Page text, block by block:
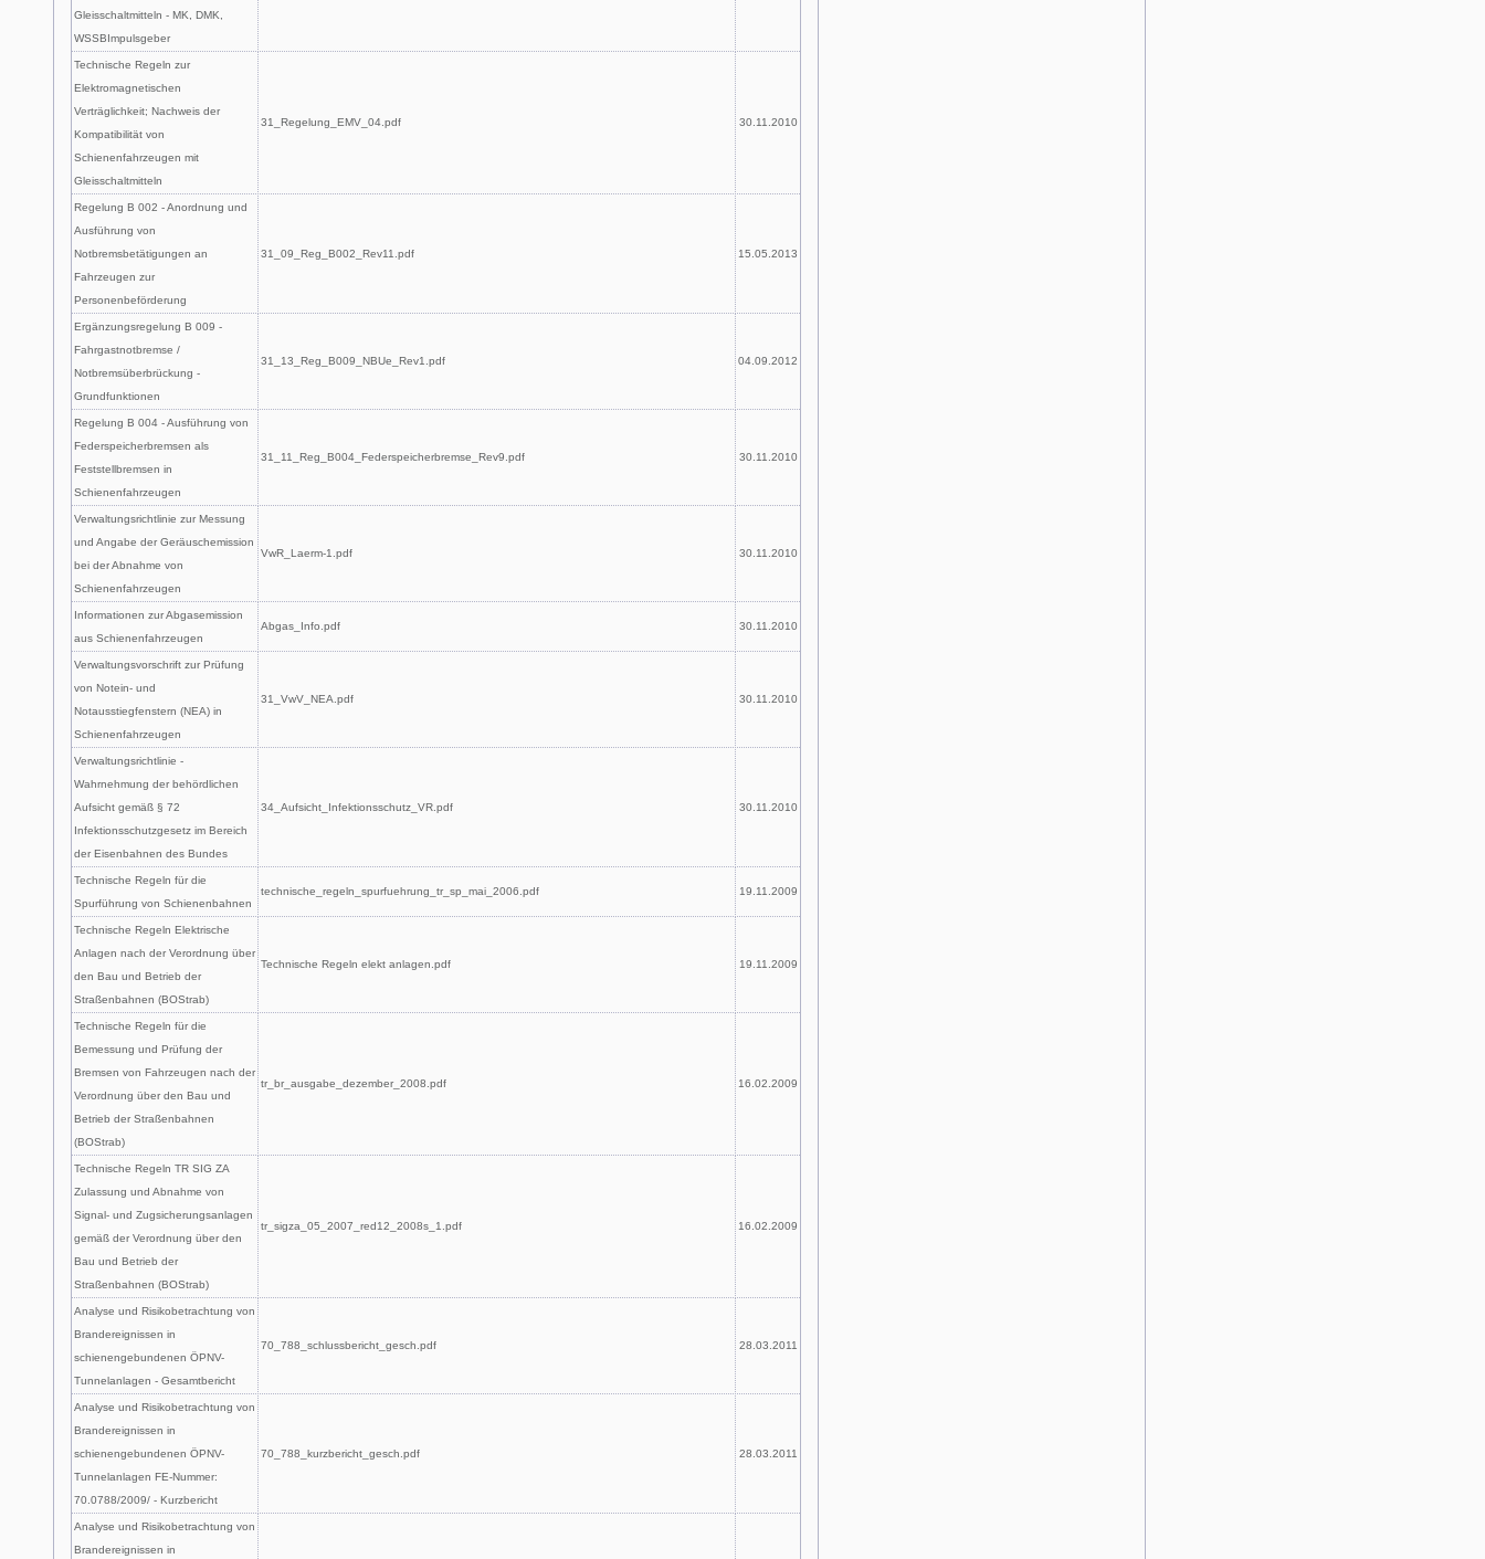
Gleisschaltmitteln - MK, DMK,
WSSBImpulsgeber
Technische Regeln zur
Elektromagnetischen
Verträglichkeit; Nachweis der
Kompatibilität von
Schienenfahrzeugen mit
Gleisschaltmitteln
31_Regelung_EMV_04.pdf 30.11.2010
Regelung B 002 - Anordnung und
Ausführung von
Notbremsbetätigungen an
Fahrzeugen zur
Personenbeförderung
31_09_Reg_B002_Rev11.pdf 15.05.2013
Ergänzungsregelung B 009 -
Fahrgastnotbremse /
Notbremsüberbrückung -
Grundfunktionen
31_13_Reg_B009_NBUe_Rev1.pdf 04.09.2012
Regelung B 004 - Ausführung von
Federspeicherbremsen als
Feststellbremsen in
Schienenfahrzeugen
31_11_Reg_B004_Federspeicherbremse_Rev9.pdf 30.11.2010
Verwaltungsrichtlinie zur Messung
und Angabe der Geräuschemission
bei der Abnahme von
Schienenfahrzeugen
VwR_Laerm-1.pdf 30.11.2010
Informationen zur Abgasemission
aus Schienenfahrzeugen
Abgas_Info.pdf 30.11.2010
Verwaltungsvorschrift zur Prüfung
von Notein- und
Notausstiegfenstern (NEA) in
Schienenfahrzeugen
31_VwV_NEA.pdf 30.11.2010
Verwaltungsrichtlinie -
Wahrnehmung der behördlichen
Aufsicht gemäß § 72
Infektionsschutzgesetz im Bereich
der Eisenbahnen des Bundes
34_Aufsicht_Infektionsschutz_VR.pdf 30.11.2010
Technische Regeln für die
Spurführung von Schienenbahnen
technische_regeln_spurfuehrung_tr_sp_mai_2006.pdf 19.11.2009
Technische Regeln Elektrische
Anlagen nach der Verordnung über
den Bau und Betrieb der
Straßenbahnen (BOStrab)
Technische Regeln elekt anlagen.pdf 19.11.2009
Technische Regeln für die
Bemessung und Prüfung der
Bremsen von Fahrzeugen nach der
Verordnung über den Bau und
Betrieb der Straßenbahnen
(BOStrab)
tr_br_ausgabe_dezember_2008.pdf 16.02.2009
Technische Regeln TR SIG ZA
Zulassung und Abnahme von
Signal- und Zugsicherungsanlagen
gemäß der Verordnung über den
Bau und Betrieb der
Straßenbahnen (BOStrab)
tr_sigza_05_2007_red12_2008s_1.pdf 16.02.2009
Analyse und Risikobetrachtung von
Brandereignissen in
schienengebundenen ÖPNV-
Tunnelanlagen - Gesamtbericht
70_788_schlussbericht_gesch.pdf 28.03.2011
Analyse und Risikobetrachtung von
Brandereignissen in
schienengebundenen ÖPNV-
Tunnelanlagen FE-Nummer:
70.0788/2009/ - Kurzbericht
70_788_kurzbericht_gesch.pdf 28.03.2011
Analyse und Risikobetrachtung von
Brandereignissen in